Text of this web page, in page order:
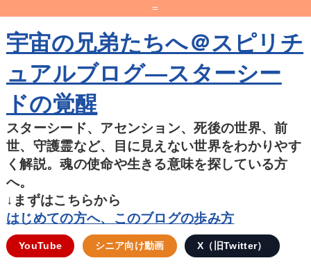
=
宇宙の兄弟たちへ＠スピリチ
ュアルブログ―スターシー
ドの覚醒
スターシード、アセンション、死後の世界、前
世、守護霊など、目に見えない世界をわかりやす
く解説。魂の使命や生きる意味を探している方
へ。
↓まずはこちらから
はじめての方へ、このブログの歩み方
YouTube シニア向け動画 X（旧Twitter）